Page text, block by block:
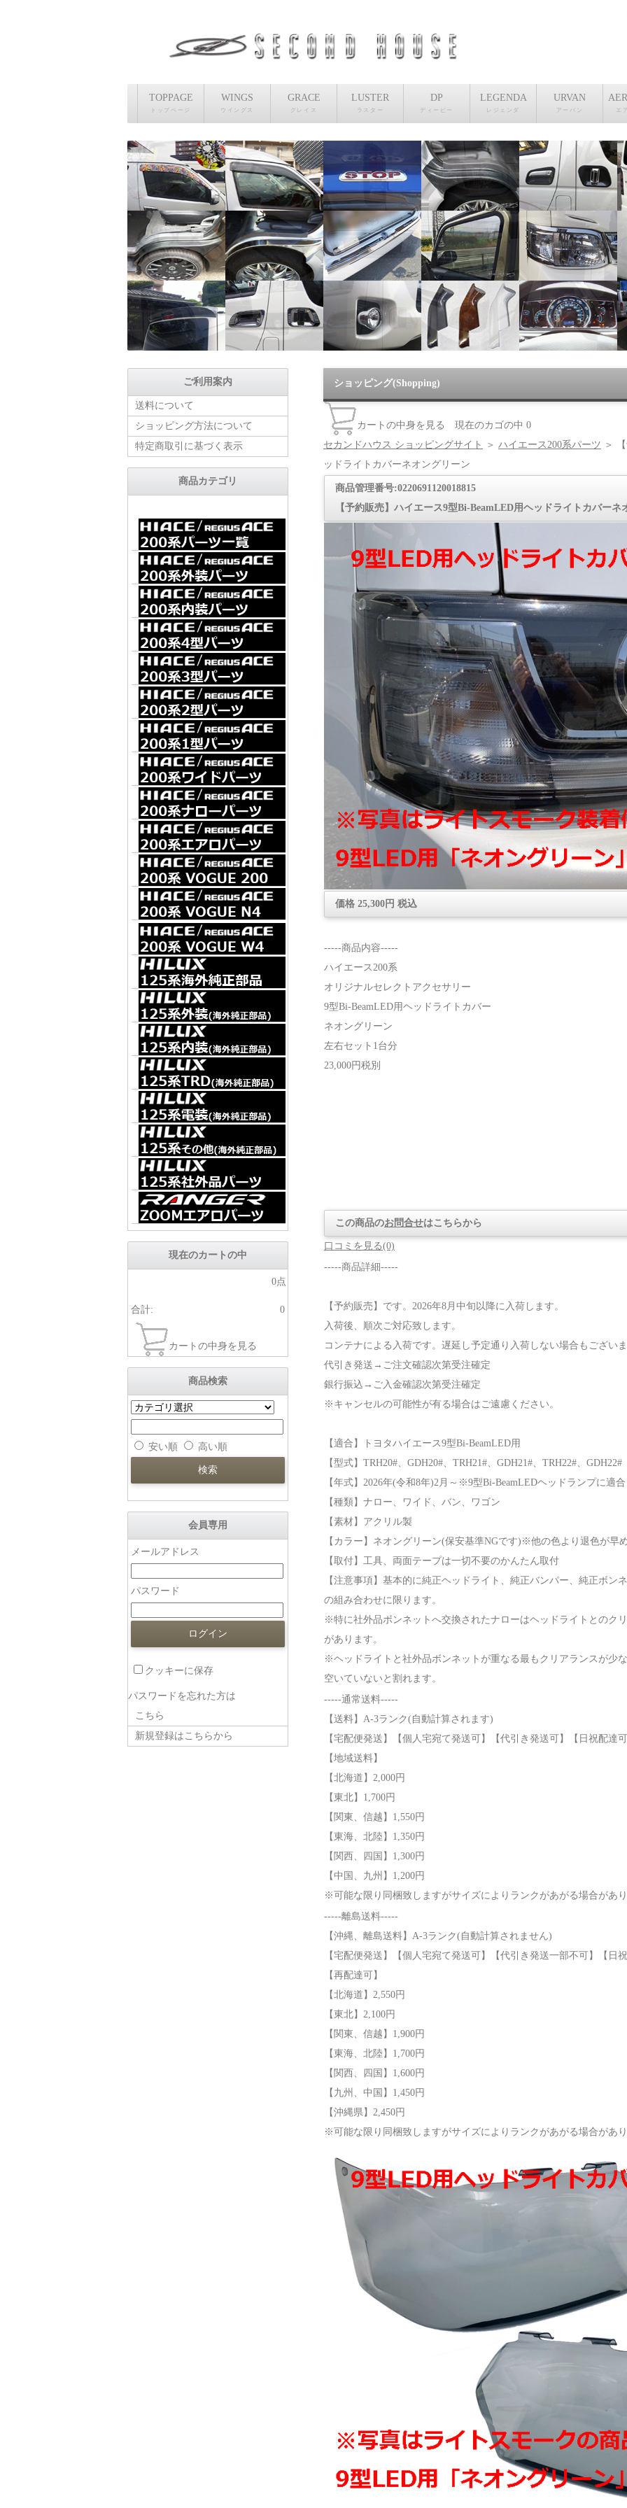
TOPPAGE
トップページ
WINGS
ウイングス
GRACE
グレイス
LUSTER
ラスター
DP
ディーピー
LEGENDA
レジェンダ
URVAN
アーバン エ
ショッピング(Shopping)
カートの中身を見る 現在のカゴの中 0
セカンドハウス ショッピングサイト
＞ ハイエース200系パーツ ＞
ッドライトカバーネオングリーン
商品管理番号:0220691120018815
【予約販売】ハイエース9型Bi-BeamLED用ヘッドライトカバーネ
価格 25,300円 税込
-----商品内容-----
ハイエース200系
オリジナルセレクトアクセサリー
9型Bi-BeamLED用ヘッドライトカバー
ネオングリーン
左右セット1台分
23,000円税別
この商品のお問合せはこちらから
口コミを見る(0)
-----商品詳細-----
【予約販売】です。2026年8月中旬以降に入荷します。
入荷後、順次ご対応致します。
コンテナによる入荷です。遅延し予定通り入荷しない場合もございま
代引き発送→ご注文確認次第受注確定
銀行振込→ご入金確認次第受注確定
※キャンセルの可能性が有る場合はご遠慮ください。
【適合】トヨタハイエース9型Bi-BeamLED用
【型式】TRH20#、GDH20#、TRH21#、GDH21#、TRH22#、GDH22#
【年式】2026年(令和8年)2月～※9型Bi-BeamLEDヘッドランプに適合
【種類】ナロー、ワイド、バン、ワゴン
【素材】アクリル製
【カラー】ネオングリーン(保安基準NGです)※他の色より退色が早め
【取付】工具、両面テープは一切不要のかんたん取付
【注意事項】基本的に純正ヘッドライト、純正バンパー、純正ボン
の組み合わせに限ります。
※特に社外品ボンネットへ交換されたナローはヘッドライトとのク
があります。
※ヘッドライトと社外品ボンネットが重なる最もクリアランスが少
空いていないと割れます。
-----通常送料-----
【送料】A-3ランク(自動計算されます)
【宅配便発送】【個人宅宛て発送可】【代引き発送可】【日祝配達
【地域送料】
【北海道】2,000円
【東北】1,700円
【関東、信越】1,550円
【東海、北陸】1,350円
【関西、四国】1,300円
【中国、九州】1,200円
※可能な限り同梱致しますがサイズによりランクがあがる場合があり
-----離島送料-----
【沖縄、離島送料】A-3ランク(自動計算されません)
【宅配便発送】【個人宅宛て発送可】【代引き発送一部不可】【日
【再配達可】
【北海道】2,550円
【東北】2,100円
【関東、信越】1,900円
【東海、北陸】1,700円
【関西、四国】1,600円
【九州、中国】1,450円
【沖縄県】2,450円
※可能な限り同梱致しますがサイズによりランクがあがる場合があり
ご利用案内
送料について
ショッピング方法について
特定商取引に基づく表示
商品カテゴリ
現在のカートの中
0点
合計: 0
カートの中身を見る
商品検索
安い順 高い順
会員専用
メールアドレス
パスワード
クッキーに保存
パスワードを忘れた方は
こちら
新規登録はこちらから